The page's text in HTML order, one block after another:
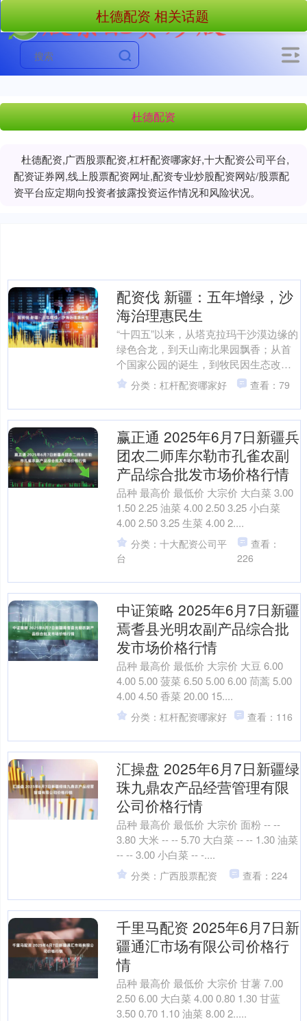
杜德配资
杜德配资,广西股票配资,杠杆配资哪家好,十大配资公司平台,
配资证券网,线上股票配资网址,配资专业炒股配资网站/股票配
资平台应定期向投资者披露投资运作情况和风险状况。
杜德配资 相关话题
配资伐 新疆：五年增绿，沙
海治理惠民生
“十四五”以来，从塔克拉玛干沙漠边缘的
绿色合龙，到天山南北果园飘香；从首
个国家公园的诞生，到牧民因生态改善
而增收……新疆以生态为笔，绘就了一
幅绿色与富足同步发展....
分类：杠杆配资哪家好 查看：79
赢正通 2025年6月7日新疆兵
团农二师库尔勒市孔雀农副
产品综合批发市场价格行情
品种 最高价 最低价 大宗价 大白菜 3.00
1.50 2.25 油菜 4.00 2.50 3.25 小白菜
4.00 2.50 3.25 生菜 4.00 2....
分类：十大配资公司平
台
查看：
226
中证策略 2025年6月7日新疆
焉耆县光明农副产品综合批
发市场价格行情
品种 最高价 最低价 大宗价 大豆 6.00
4.00 5.00 菠菜 6.50 5.00 6.00 茼蒿 5.00
4.00 4.50 香菜 20.00 15....
分类：杠杆配资哪家好 查看：116
汇操盘 2025年6月7日新疆绿
珠九鼎农产品经营管理有限
公司价格行情
品种 最高价 最低价 大宗价 面粉 -- --
3.80 大米 -- -- 5.70 大白菜 -- -- 1.30 油菜
-- -- 3.00 小白菜 -- -....
分类：广西股票配资 查看：224
千里马配资 2025年6月7日新
疆通汇市场有限公司价格行
情
品种 最高价 最低价 大宗价 甘薯 7.00
2.50 6.00 大白菜 4.00 0.80 1.30 甘蓝
3.50 0.70 1.10 油菜 8.00 2.....